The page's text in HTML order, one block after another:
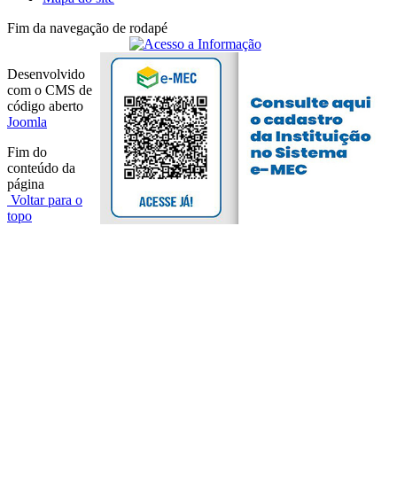
Fim da navegação de rodapé
Desenvolvido
com o CMS de
código aberto
Joomla
Fim do
conteúdo da
página
Voltar para o
topo